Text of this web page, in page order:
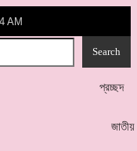
AM
প্রচ্ছদ
জাতীয়